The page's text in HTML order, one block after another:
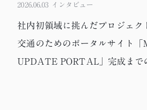
2026.06.03 インタビュー
社内初領域に挑んだプロジェク
交通のためのポータルサイト
UPDATE PORTAL」完成まで